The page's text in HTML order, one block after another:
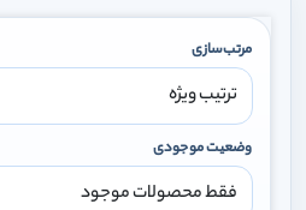
مرتب‌سازی
وضعیت موجودی